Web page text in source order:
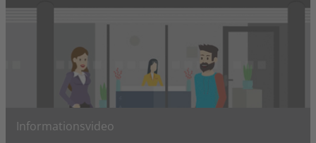
Informationsvideo